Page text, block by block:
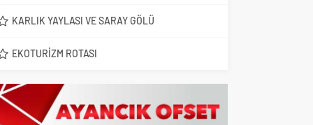
KARLIK YAYLASI VE SARAY GÖLÜ
EKOTURIZM ROTASI